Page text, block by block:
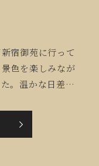
宿御苑に行って
色を楽しみなが
。温かな日差し